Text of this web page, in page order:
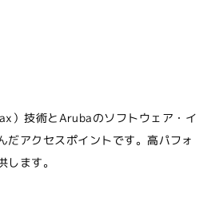
）技術とArubaのソフトウェア・イ
だアクセスポイントです。高パフォ
ます。